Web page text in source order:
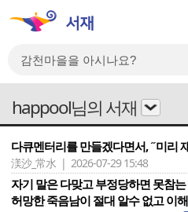
happool님의 서재
다큐멘터리를 만들겠다면서, ˝미리
渼沙_常水 | 2026-07-29 15:48
자기 말은 다맞고 부정당하면 못참
허망한 죽음남이 절대 알수 없고 이